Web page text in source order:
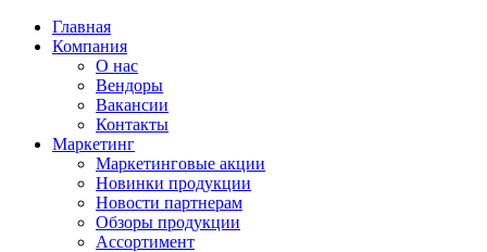
Главная
Компания
О нас
Вендоры
Вакансии
Контакты
Маркетинг
Маркетинговые акции
Новинки продукции
Новости партнерам
Обзоры продукции
Ассортимент